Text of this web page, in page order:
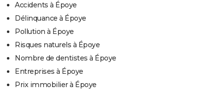
Accidents à Époye
Délinquance à Époye
Pollution à Époye
Risques naturels à Époye
Nombre de dentistes à Époye
Entreprises à Époye
Prix immobilier à Époye